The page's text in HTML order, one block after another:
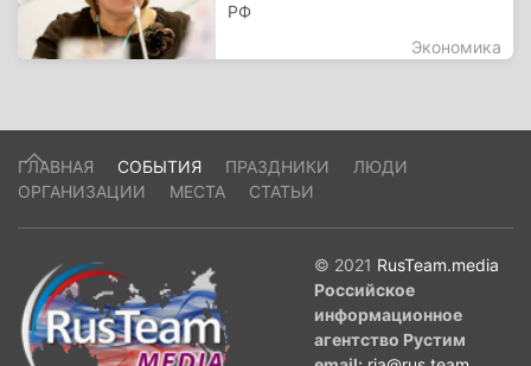
РФ
Экономика
ГЛАВНАЯ СОБЫТИЯ ПРАЗДНИКИ
ЛЮДИ
ОРГАНИЗАЦИИ
МЕСТА СТАТЬИ
© 2021 RusTeam.media
Российское
информационное
агентство Рустим